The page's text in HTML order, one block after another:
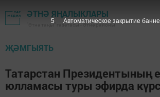
ӘТНӘ ЯҢАЛЫКЛАРЫ
"Әтнә таңы" газетасы - Әтнә районы
ҖӘМГЫЯТЬ
Татарстан Президентының
юлламасы туры эфирда
4 Автоматическое закрытие